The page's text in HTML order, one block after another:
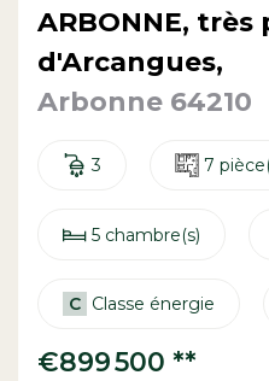
ARBONNE,
d'Arcangues,
Arbonne 64210
3 7
5 chambre(s)
C Classe énergie
€899 500 **